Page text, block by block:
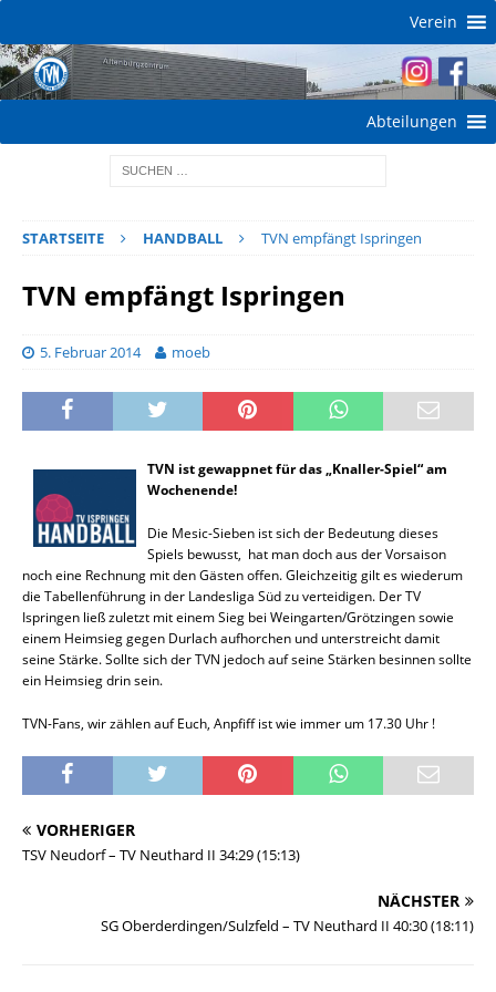
Verein
Abteilungen
STARTSEITE HANDBALL TVN empfängt Ispringen
TVN empfängt Ispringen
5. Februar 2014 moeb
TVN ist gewappnet für das „Knaller-Spiel“ am
Wochenende!
Die Mesic-Sieben ist sich der Bedeutung dieses
Spiels bewusst, hat man doch aus der Vorsaison
noch eine Rechnung mit den Gästen offen. Gleichzeitig gilt es wiederum
die Tabellenführung in der Landesliga Süd zu verteidigen. Der TV
Ispringen ließ zuletzt mit einem Sieg bei Weingarten/Grötzingen sowie
einem Heimsieg gegen Durlach aufhorchen und unterstreicht damit
seine Stärke. Sollte sich der TVN jedoch auf seine Stärken besinnen sollte
ein Heimsieg drin sein.
TVN-Fans, wir zählen auf Euch, Anpfiff ist wie immer um 17.30 Uhr !
VORHERIGER
TSV Neudorf – TV Neuthard II 34:29 (15:13)
NÄCHSTER
SG Oberderdingen/Sulzfeld – TV Neuthard II 40:30 (18:11)